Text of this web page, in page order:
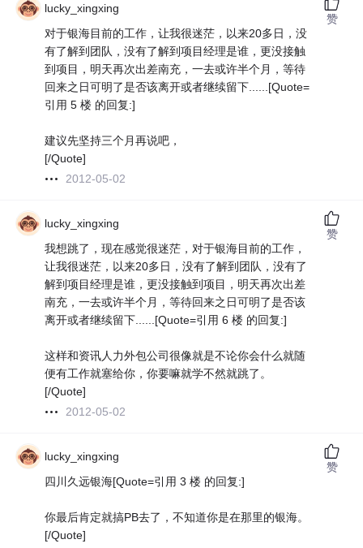
lucky_xingxing
对于银海目前的工作，让我很迷茫，以来20多日，没
有了解到团队，没有了解到项目经理是谁，更没接触
到项目，明天再次出差南充，一去或许半个月，等待
回来之日可明了是否该离开或者继续留下......[Quote=
引用 5 楼 的回复:]
建议先坚持三个月再说吧，
[/Quote]
2012-05-02
赞
lucky_xingxing
我想跳了，现在感觉很迷茫，对于银海目前的工作，
让我很迷茫，以来20多日，没有了解到团队，没有了
解到项目经理是谁，更没接触到项目，明天再次出差
南充，一去或许半个月，等待回来之日可明了是否该
离开或者继续留下......[Quote=引用 6 楼 的回复:]
这样和资讯人力外包公司很像就是不论你会什么就随
便有工作就塞给你，你要嘛就学不然就跳了。
[/Quote]
2012-05-02
赞
lucky_xingxing
四川久远银海[Quote=引用 3 楼 的回复:]
你最后肯定就搞PB去了，不知道你是在那里的银海。
[/Quote]
赞